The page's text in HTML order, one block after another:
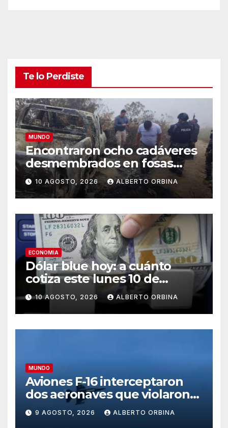
Te lo Perdiste
MUNDO
Encontraron ocho cadáveres
desmembrados en fosas
clandestinas dentro de una
mina ilegal en Ecuador
10 AGOSTO, 2026 ALBERTO ORBINA
ECONOMIA
Dólar blue hoy: a cuánto
cotiza este lunes 10 de
agosto
10 AGOSTO, 2026 ALBERTO ORBINA
MUNDO
Aviones F-16 interceptaron
dos aeronaves que violaron
el espacio aéreo del club
donde estaba Donald Trump
9 AGOSTO, 2026 ALBERTO ORBINA